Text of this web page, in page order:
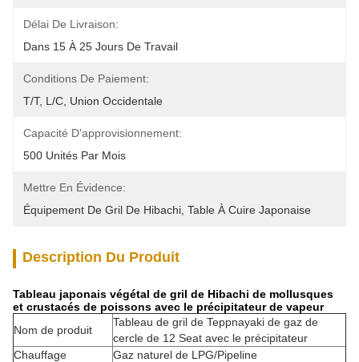
Délai De Livraison:
Dans 15 À 25 Jours De Travail
Conditions De Paiement:
T/T, L/C, Union Occidentale
Capacité D'approvisionnement:
500 Unités Par Mois
Mettre En Évidence:
Équipement De Gril De Hibachi Table À Cuire Japonaise
Description Du Produit
Tableau japonais végétal de gril de Hibachi de mollusques
et crustacés de poissons avec le précipitateur de vapeur
Nom de produit
Tableau de gril de Teppnayaki de gaz de
cercle de 12 Seat avec le précipitateur
Chauffage
Gaz naturel de LPG/Pipeline